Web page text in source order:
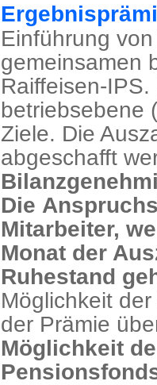
Einführung
gemeinsamen
Raiffeisen-
betriebsebene
Ziele. Die
abgeschafft
Die
Mitarbeiter,
Monat der
Ruhestand
Möglichkeit der
der Prämie
Möglichkeit